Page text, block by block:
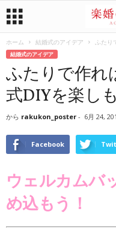
ホーム 結婚式のアイデア ふたり
結婚式のアイデア
ふたりで作れ
式DIYを楽し
から rakukon_poster - 6月 24,
Facebook
ウェルカムバ
め込もう！